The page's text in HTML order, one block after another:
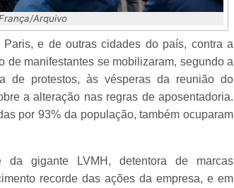
Arquivo
e de outras cidades do país, contra a
de manifestantes se mobilizaram, segundo a
de protestos, às vésperas da reunião do
a alteração nas regras de aposentadoria.
por 93% da população, também ocuparam
da gigante LVMH, detentora de marcas
recorde das ações da empresa, e em